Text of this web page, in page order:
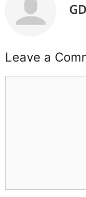
Leave a